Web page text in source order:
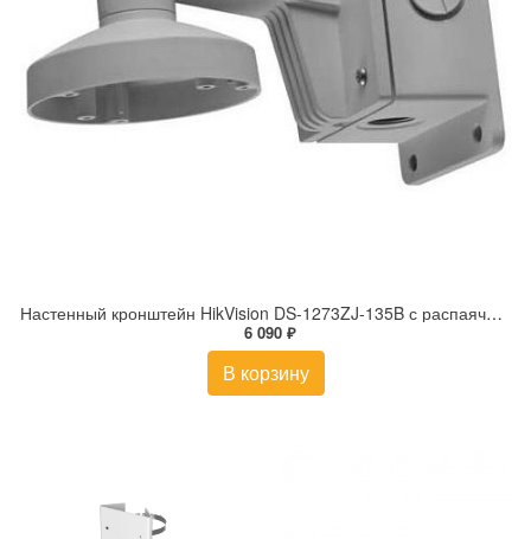
Настенный кронштейн HikVision DS-1273ZJ-135B с распаячной коробкой
6 090 ₽
В корзину